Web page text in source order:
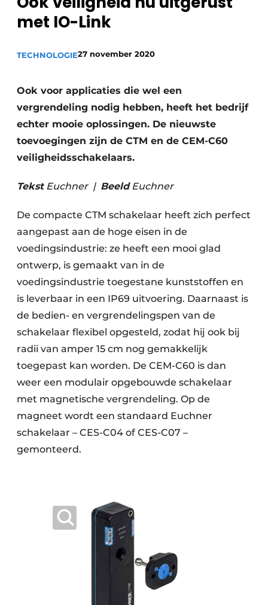
Privacy / Cookie statement
Vacatures
met IO-Link
TECHNOLOGIE27 november 2020
Ook voor applicaties die wel een
vergrendeling nodig hebben, heeft het bedrijf
echter mooie oplossingen. De nieuwste
toevoegingen zijn de CTM en de CEM-C60
veiligheidsschakelaars.
TekstEuchner | BeeldEuchner
De compacte CTM schakelaar heeft zich perfect
aangepast aan de hoge eisen in de
voedingsindustrie: ze heeft een mooi glad
ontwerp, is gemaakt van in de
voedingsindustrie toegestane kunststoffen en
is leverbaar in een IP69 uitvoering. Daarnaast is
de bedien- en vergrendelingspen van de
schakelaar flexibel opgesteld, zodat hij ook bij
radii van amper 15 cm nog gemakkelijk
toegepast kan worden. De CEM-C60 is dan
weer een modulair opgebouwde schakelaar
met magnetische vergrendeling. Op de
magneet wordt een standaard Euchner
schakelaar – CES-C04 of CES-C07 –
gemonteerd.